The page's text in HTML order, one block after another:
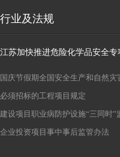
行业及法规
江苏加快推进危险化学品安全专
国庆节假期全国安全生产和自然灾
必须招标的工程项目规定
建设项目职业病防护设施“三同时”
企业投资项目事中事后监管办法